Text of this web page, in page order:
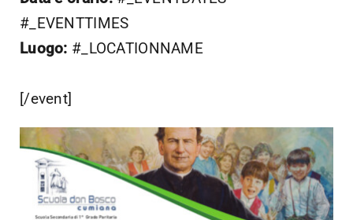
#_EVENTTIMES
Luogo: #_LOCATIONNAME
[/event]